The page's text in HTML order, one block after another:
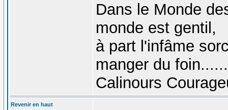
Dans le Monde
monde est gentil,
à part l'infâme
manger du foin......
Calinours
Revenir en haut